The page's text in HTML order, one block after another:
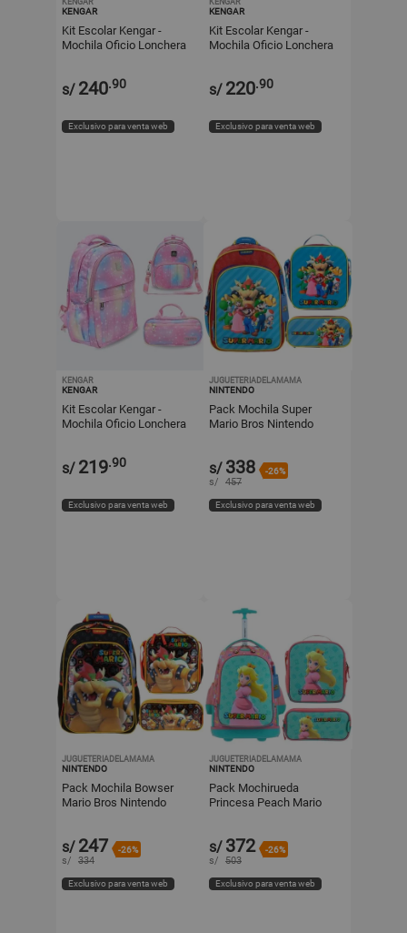
KENGAR
KENGAR
Kit Escolar Kengar -
Mochila Oficio Lonchera
s/ 240.90
Exclusivo para venta web
KENGAR
KENGAR
Kit Escolar Kengar -
Mochila Oficio Lonchera
s/ 220.90
Exclusivo para venta web
KENGAR
KENGAR
Kit Escolar Kengar -
Mochila Oficio Lonchera
s/ 219.90
Exclusivo para venta web
JUGUETERIADELAMAMA
NINTENDO
Pack Mochila Super
Mario Bros Nintendo
s/ 338 -26%
s/ 457
Exclusivo para venta web
JUGUETERIADELAMAMA
NINTENDO
Pack Mochila Bowser
Mario Bros Nintendo
s/ 247 -26%
s/ 334
Exclusivo para venta web
JUGUETERIADELAMAMA
NINTENDO
Pack Mochirueda
Princesa Peach Mario
s/ 372 -26%
s/ 503
Exclusivo para venta web